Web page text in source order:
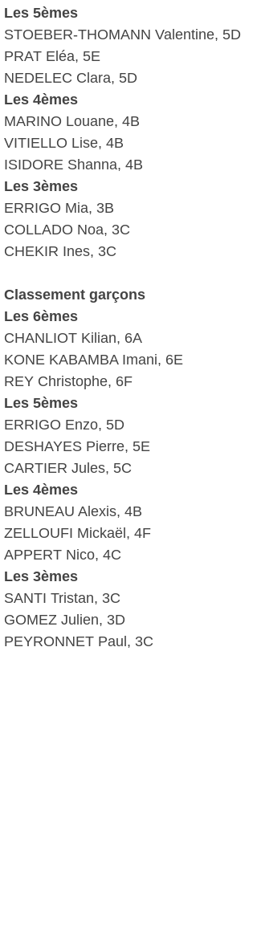
Les 5èmes
STOEBER-THOMANN Valentine, 5D
PRAT Eléa, 5E
NEDELEC Clara, 5D
Les 4èmes
MARINO Louane, 4B
VITIELLO Lise, 4B
ISIDORE Shanna, 4B
Les 3èmes
ERRIGO Mia, 3B
COLLADO Noa, 3C
CHEKIR Ines, 3C
Classement garçons
Les 6èmes
CHANLIOT Kilian, 6A
KONE KABAMBA Imani, 6E
REY Christophe, 6F
Les 5èmes
ERRIGO Enzo, 5D
DESHAYES Pierre, 5E
CARTIER Jules, 5C
Les 4èmes
BRUNEAU Alexis, 4B
ZELLOUFI Mickaël, 4F
APPERT Nico, 4C
Les 3èmes
SANTI Tristan, 3C
GOMEZ Julien, 3D
PEYRONNET Paul, 3C